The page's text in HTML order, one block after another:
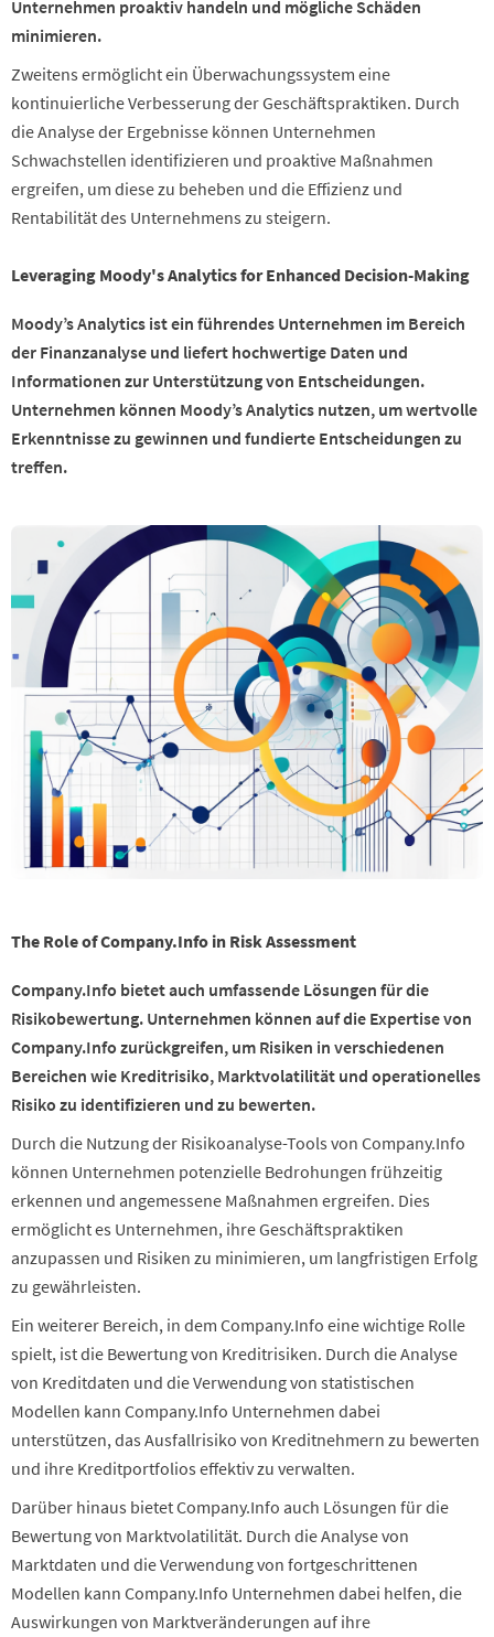
Unternehmen proaktiv handeln und mögliche Schäden
minimieren.
Zweitens ermöglicht ein Überwachungssystem eine
kontinuierliche Verbesserung der Geschäftspraktiken. Durch
die Analyse der Ergebnisse können Unternehmen
Schwachstellen identifizieren und proaktive Maßnahmen
ergreifen, um diese zu beheben und die Effizienz und
Rentabilität des Unternehmens zu steigern.
Leveraging Moody's Analytics for Enhanced Decision-Making
Moody’s Analytics ist ein führendes Unternehmen im Bereich
der Finanzanalyse und liefert hochwertige Daten und
Informationen zur Unterstützung von Entscheidungen.
Unternehmen können Moody’s Analytics nutzen, um wertvolle
Erkenntnisse zu gewinnen und fundierte Entscheidungen zu
treffen.
The Role of Company.Info in Risk Assessment
Company.Info bietet auch umfassende Lösungen für die
Risikobewertung. Unternehmen können auf die Expertise von
Company.Info zurückgreifen, um Risiken in verschiedenen
Bereichen wie Kreditrisiko, Marktvolatilität und operationelles
Risiko zu identifizieren und zu bewerten.
Durch die Nutzung der Risikoanalyse-Tools von Company.Info
können Unternehmen potenzielle Bedrohungen frühzeitig
erkennen und angemessene Maßnahmen ergreifen. Dies
ermöglicht es Unternehmen, ihre Geschäftspraktiken
anzupassen und Risiken zu minimieren, um langfristigen Erfolg
zu gewährleisten.
Ein weiterer Bereich, in dem Company.Info eine wichtige Rolle
spielt, ist die Bewertung von Kreditrisiken. Durch die Analyse
von Kreditdaten und die Verwendung von statistischen
Modellen kann Company.Info Unternehmen dabei
unterstützen, das Ausfallrisiko von Kreditnehmern zu bewerten
und ihre Kreditportfolios effektiv zu verwalten.
Darüber hinaus bietet Company.Info auch Lösungen für die
Bewertung von Marktvolatilität. Durch die Analyse von
Marktdaten und die Verwendung von fortgeschrittenen
Modellen kann Company.Info Unternehmen dabei helfen, die
Auswirkungen von Marktveränderungen auf ihre